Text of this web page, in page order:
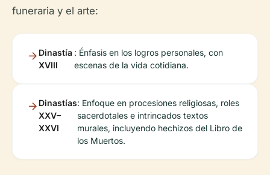
funeraria y el arte:
Dinastía
XVIII
: Énfasis en los logros personales, con
escenas de la vida cotidiana.
Dinastías
XXV–
XXVI
: Enfoque en procesiones religiosas, roles
sacerdotales e intrincados textos
murales, incluyendo hechizos del Libro de
los Muertos.